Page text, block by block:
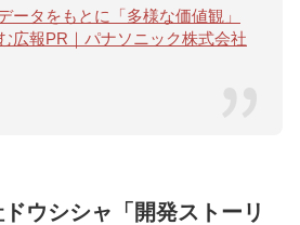
ータをもとに「多様な価値観」
広報PR｜パナソニック株式会社
ウシシャ「開発ストーリ